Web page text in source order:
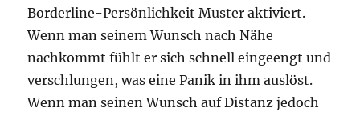
Borderline-Persönlichkeit Muster aktiviert.
Wenn man seinem Wunsch nach Nähe
nachkommt fühlt er sich schnell eingeengt und
verschlungen, was eine Panik in ihm auslöst.
Wenn man seinen Wunsch auf Distanz jedoch